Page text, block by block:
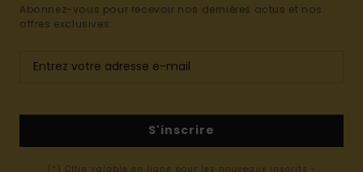
Abonnez-vous pour recevoir nos dernières actus et nos
offres exclusives.
S'inscrire
(*) Offre valable en ligne pour les nouveaux inscrits -